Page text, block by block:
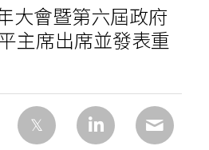
大會暨第六屆政府
主席出席並發表重